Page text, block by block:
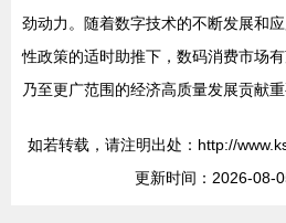
劲动力。随着数字技术的不断发展和
性政策的适时助推下，数码消费市场
乃至更广范围的经济高质量发展贡献重
如若转载，请注明出处：http://
更新时间：2026-08-